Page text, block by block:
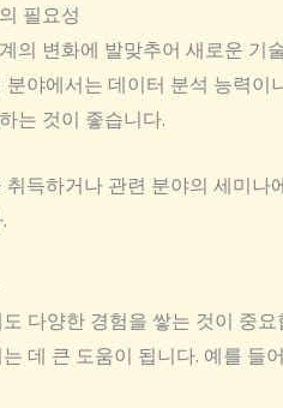
필요성
의 변화에 발맞추어 새로운 기
분야에서는 데이터 분석 능력
는 것이 좋습니다.
취득하거나 관련 분야의 세미
다양한 경험을 쌓는 것이 중
데 큰 도움이 됩니다. 예를 들